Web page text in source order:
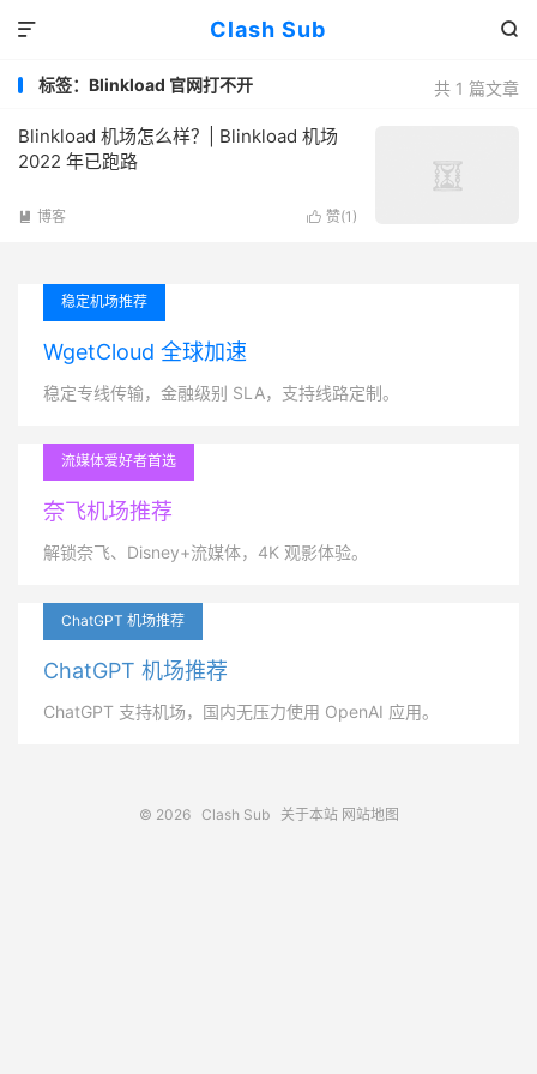
Clash Sub 

共 1 篇文章
标签：Blinkload 官网打不开
Blinkload 机场怎么样？| Blinkload 机场
2022 年已跑路
 赞(1 )
 博客
稳定机场推荐
WgetCloud 全球加速
稳定专线传输，金融级别 SLA，支持线路定制。
流媒体爱好者首选
奈飞机场推荐
解锁奈飞、Disney+流媒体，4K 观影体验。
ChatGPT 机场推荐
ChatGPT 机场推荐
ChatGPT 支持机场，国内无压力使用 OpenAI 应用。
© 2026 Clash Sub 关于本站 网站地图